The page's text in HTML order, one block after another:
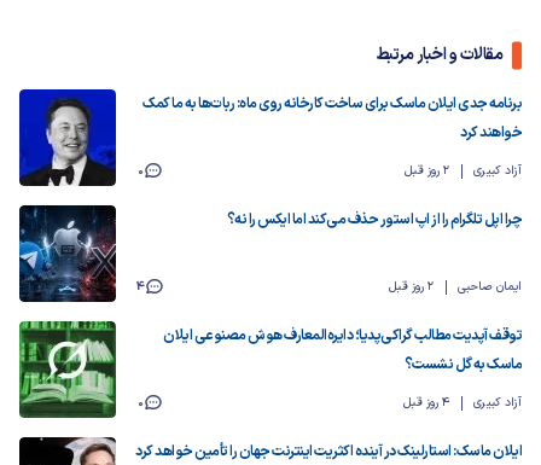
مقالات و اخبار مرتبط
برنامه جدی ایلان ماسک برای ساخت‌ کارخانه روی ماه: ربات‌ها به ما کمک
خواهند کرد
آزاد کبیری 2 روز قبل 0
چرا اپل تلگرام را از اپ استور حذف می‌کند اما ایکس را نه؟
ایمان صاحبی 2 روز قبل 4
توقف آپدیت مطالب گراکی‌پدیا؛ دایره‌المعارف هوش مصنوعی ایلان
ماسک به گل نشست؟
آزاد کبیری 4 روز قبل 0
ایلان ماسک: استارلینک در آینده اکثریت اینترنت جهان را تأمین خواهد کرد